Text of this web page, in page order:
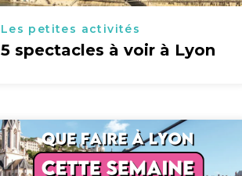
Les petites activités
5 spectacles à voir à Lyon